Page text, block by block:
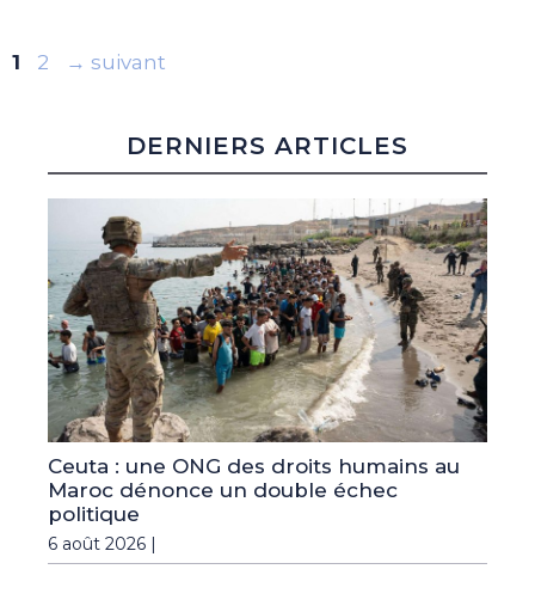
Page
1 Page
2 → suivant
DERNIERS ARTICLES
Ceuta : une ONG des droits humains au
Maroc dénonce un double échec
politique
6 août 2026 |